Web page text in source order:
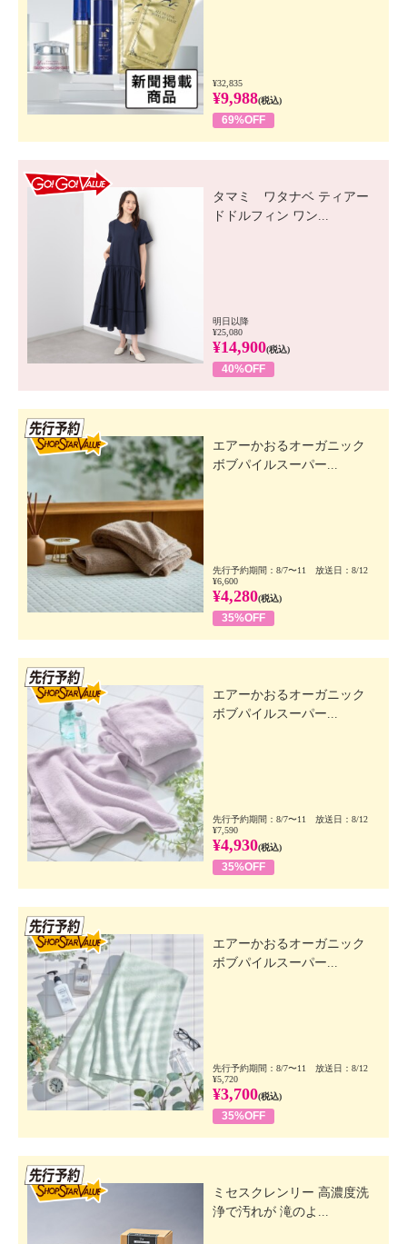
¥32,835
¥9,988(税込)
69%OFF
タマミ ワタナベ ティアー
ドドルフィン ワン...
明日以降
¥25,080
¥14,900(税込)
40%OFF
エアーかおるオーガニック
ボブパイルスーパー...
先行予約期間：8/7〜11 放送日：8/12
¥6,600
¥4,280(税込)
35%OFF
エアーかおるオーガニック
ボブパイルスーパー...
先行予約期間：8/7〜11 放送日：8/12
¥7,590
¥4,930(税込)
35%OFF
エアーかおるオーガニック
ボブパイルスーパー...
先行予約期間：8/7〜11 放送日：8/12
¥5,720
¥3,700(税込)
35%OFF
ミセスクレンリー 高濃度洗
浄で汚れが 滝のよ...